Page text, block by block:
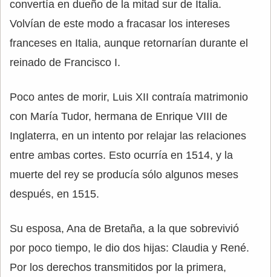
convertía en dueño de la mitad sur de Italia.
Volvían de este modo a fracasar los intereses
franceses en Italia, aunque retornarían durante el
reinado de Francisco I.
Poco antes de morir, Luis XII contraía matrimonio
con María Tudor, hermana de Enrique VIII de
Inglaterra, en un intento por relajar las relaciones
entre ambas cortes. Esto ocurría en 1514, y la
muerte del rey se producía sólo algunos meses
después, en 1515.
Su esposa, Ana de Bretaña, a la que sobrevivió
por poco tiempo, le dio dos hijas: Claudia y René.
Por los derechos transmitidos por la primera,